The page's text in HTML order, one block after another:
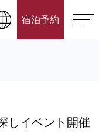
宿泊予約
しイベント開催